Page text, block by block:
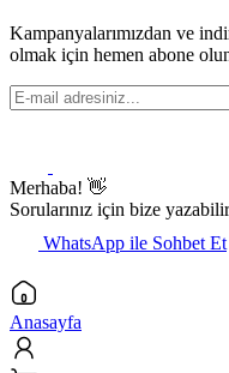
Kampanyalarımızdan ve
olmak için hemen abone
Merhaba! 👋
Sorularınız için bize
WhatsApp ile Sohbet Et
Anasayfa